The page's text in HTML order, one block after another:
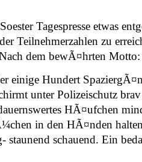
Tagespresse etwas
Teilnehmerzahlen zu
Nach dem bewÃ¤hrten
einige Hundert
unter Polizeischutz
HÃ¤ufchen
in den HÃ¤nden
staunend schauend. Ein